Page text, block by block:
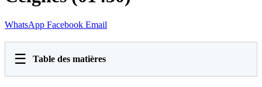
WhatsApp Facebook Email
☰ Table des matières